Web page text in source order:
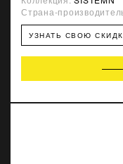
Страна-
УЗНАТЬ СВОЮ